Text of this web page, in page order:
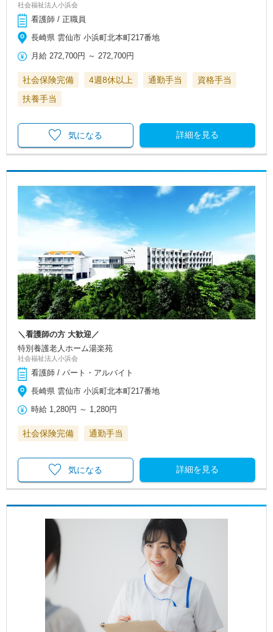
社会福祉法人小浜会
看護師 / 正職員
長崎県 雲仙市 小浜町北本町217番地
月給 272,700円 ～ 272,700円
社会保険完備 4週8休以上 通勤手当
資格手当
扶養手当
詳細を見る
気になる
＼看護師の方 大歓迎／
特別養護老人ホーム湯楽苑
社会福祉法人小浜会
看護師 / パート・アルバイト
長崎県 雲仙市 小浜町北本町217番地
時給 1,280円 ～ 1,280円
社会保険完備 通勤手当
詳細を見る
気になる